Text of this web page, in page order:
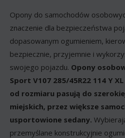
Opony do samochodów
znaczenie dla bezpieczeństwa
dopasowanym ogumieniem,
bezpiecznie, przyjemnie i
swojego pojazdu. Opony
Sport V107 285/45R22 114 Y
od rozmiaru pasują do
miejskich, przez większe
usportowione sedany.
przemyślane konstrukcyjnie